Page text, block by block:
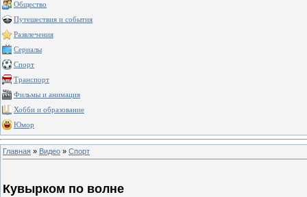
Общество
Путешествия и события
Развлечения
Сериалы
Спорт
Транспорт
Фильмы и анимация
Хобби и образование
Юмор
Главная » Видео » Спорт
Кувырком по волне